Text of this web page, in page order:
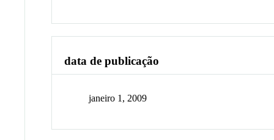
data de publicação
janeiro 1, 2009